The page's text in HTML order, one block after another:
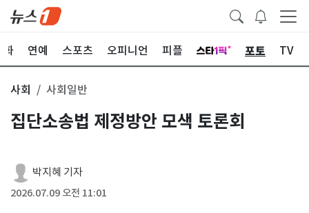
화 연예 스포츠 오피니언 피플 포토 TV
사회 사회일반
집단소송법 제정방안 모색 토론회
박지혜 기자
2026.07.09 오전 11:01